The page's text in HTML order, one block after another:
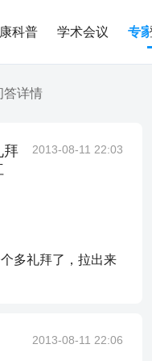
科普 学术会议 专
答详情
拜
2013-08-11 22:03
多礼拜了，拉出来
2013-08-11 22:06